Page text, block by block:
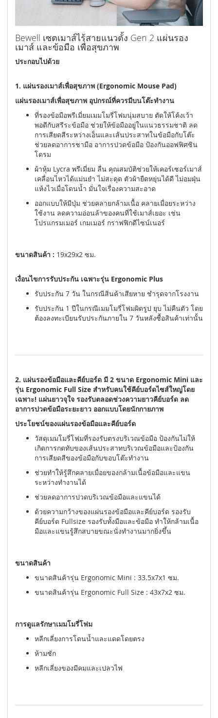
Bewell เซตเมาส์ไร้สายแนวตั้ง Gen 2 แผ่นรอง
เมาส์ และข้อมือ เพื่อสุขภาพ
ประกอบไปด้วย
1. แผ่นรองเมาส์เพื่อสุขภาพ (Ergonomic Mouse Pad)
แผ่นรองเมาส์เพื่อสุขภาพ อุปกรณ์ที่ควรมีบนโต๊ะทำงาน
ที่รองข้อมือพรีเมี่ยมเมมโมรี่โฟมนุ่มสบาย ตัดให้โค้งเว้า
พอดีกับสรีระข้อมือ ช่วยให้ข้อมืออยู่ในแนวธรรมชาติ ลด
การเสียดสีระหว่างเอ็นและเส้นประสาทในข้อมือกับโต๊ะ
ช่วยลดอาการชามือ อาการปวดข้อมือ ป้องกันออฟฟิศซิน
โดรม
ผ้าหุ้ม Lycra พรีเมี่ยม ลื่น คุณสมบัติช่วยให้เคอร์เซอร์เมาส์
เคลื่อนไหวได้แม่นยำ ไม่สะดุด ตัวผ้ายืดหยุ่นได้ดี ไม่อมฝุ่น
แห้งไวเมื่อโดนน้ำ มั่นใจเรื่องความสะอาด
ออกแบบให้มีปุ่ม ช่วยคลายกล้ามเนื้อ คลายเมื่อยระหว่าง
ใช้งาน ลดความอ่อนล้าของคนที่ใช้เมาส์เยอะ เช่น
โปรแกรมเมอร์ เกมเมอร์ กราฟฟิกดีไซน์เนอร์
ขนาดสินค้า : 19x29x2 ซม.
เงื่อนไขการรับประกัน เฉพาะรุ่น Ergonomic Plus
รับประกัน 7 วัน ในกรณีสินค้าเสียหาย ชำรุดจากโรงงาน
รับประกัน 1 ปีในกรณีเมมโมรี่โฟมผิดรูป ยุบ ไม่คืนตัว โดย
ต้องลงทะเบียนรับประกันภายใน 7 วันหลังซื้อสินค้าเท่านั้น
2. แผ่นรองข้อมือและคีย์บอร์ด มี 2 ขนาด Ergonomic Mini และ
รุ่น Ergonomic Full Size สำหรับคนใช้คีย์บอร์ดไซส์ใหญ่โดย
เฉพาะ! แผ่นยาวจุใจ รองรับตลอดช่วงความยาวคีย์บอร์ด ลด
อาการปวดข้อมือระยะยาว ออกแบบโดยนักกายภาพ
ประโยชน์ของแผ่นรองข้อมือและคีย์บอร์ด
วัสดุเมมโมรี่โฟมที่รองรับตรงบริเวณข้อมือ ป้องกันไม่ให้
เกิดการกดทับของเส้นประสาทบริเวณข้อมือและป้องกัน
การเสียดสีของข้อมือกับขอบโต๊ะทำงาน
ช่วยทำให้รู้สึกคลายเมื่อยของกล้ามเนื้อข้อมือและแขน
ระหว่างทำงานได้
ช่วยลดอาการปวดบริเวณข้อมือและแขนได้
ด้วยความกว้างของแผ่นรองข้อมือและคีย์บอร์ด รองรับ
คีย์บอร์ด Fullsize รองรับทั้งมือและข้อมือ ทำให้กล้ามเนื้อ
มือและแขนรู้สึกสบายขณะนั่งทำงานมากยิ่งขึ้น
ขนาดสินค้า
ขนาดสินค้ารุ่น Ergonomic Mini : 33.5x7x1 ซม.
ขนาดสินค้ารุ่น Ergonomic Full Size : 43x7x2 ซม.
การดูแลรักษาเมมโมรี่โฟม
หลีกเลี่ยงการโดนน้ำและแดดโดยตรง
ห้ามซัก
หลีกเลี่ยงของมีคมและเปลวไฟ